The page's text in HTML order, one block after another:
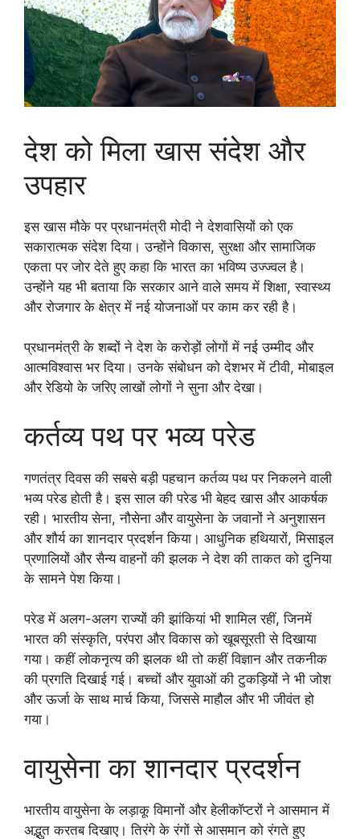
देश को मिला खास संदेश और
उपहार
इस खास मौके पर प्रधानमंत्री मोदी ने देशवासियों को एक
सकारात्मक संदेश दिया। उन्होंने विकास, सुरक्षा और सामाजिक
एकता पर जोर देते हुए कहा कि भारत का भविष्य उज्ज्वल है।
उन्होंने यह भी बताया कि सरकार आने वाले समय में शिक्षा, स्वास्थ्य
और रोजगार के क्षेत्र में नई योजनाओं पर काम कर रही है।
प्रधानमंत्री के शब्दों ने देश के करोड़ों लोगों में नई उम्मीद और
आत्मविश्वास भर दिया। उनके संबोधन को देशभर में टीवी, मोबाइल
और रेडियो के जरिए लाखों लोगों ने सुना और देखा।
कर्तव्य पथ पर भव्य परेड
गणतंत्र दिवस की सबसे बड़ी पहचान कर्तव्य पथ पर निकलने वाली
भव्य परेड होती है। इस साल की परेड भी बेहद खास और आकर्षक
रही। भारतीय सेना, नौसेना और वायुसेना के जवानों ने अनुशासन
और शौर्य का शानदार प्रदर्शन किया। आधुनिक हथियारों, मिसाइल
प्रणालियों और सैन्य वाहनों की झलक ने देश की ताकत को दुनिया
के सामने पेश किया।
परेड में अलग-अलग राज्यों की झांकियां भी शामिल रहीं, जिनमें
भारत की संस्कृति, परंपरा और विकास को खूबसूरती से दिखाया
गया। कहीं लोकनृत्य की झलक थी तो कहीं विज्ञान और तकनीक
की प्रगति दिखाई गई। बच्चों और युवाओं की टुकड़ियों ने भी जोश
और ऊर्जा के साथ मार्च किया, जिससे माहौल और भी जीवंत हो
गया।
वायुसेना का शानदार प्रदर्शन
भारतीय वायुसेना के लड़ाकू विमानों और हेलीकॉप्टरों ने आसमान में
अद्भुत करतब दिखाए। तिरंगे के रंगों से आसमान को रंगते हुए